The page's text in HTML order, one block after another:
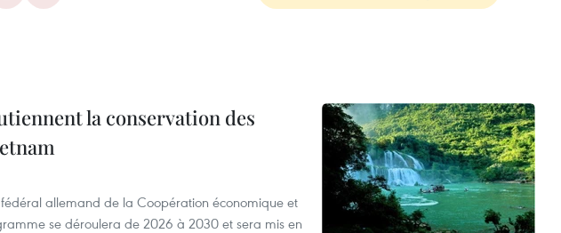
la conservation des
allemand de la Coopération économique et
se déroulera de 2026 à 2030 et sera mis en